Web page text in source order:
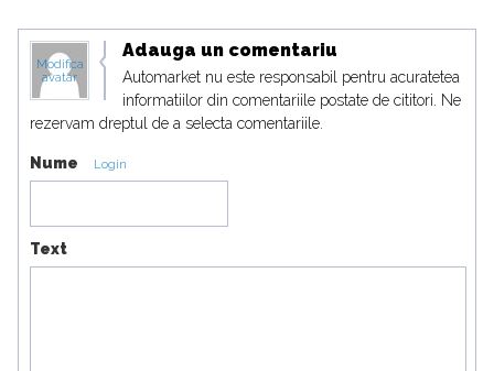
Modifica
avatar
Adauga un comentariu
Automarket nu este responsabil pentru acuratetea
informatiilor din comentariile postate de cititori. Ne
rezervam dreptul de a selecta comentariile.
Nume Login
Text